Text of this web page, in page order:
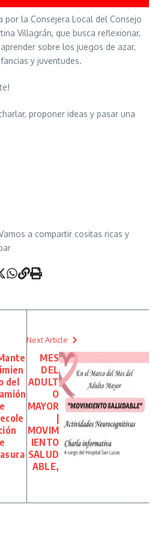
por la Consejera Local del Consejo
Villagrán, que busca reflexionar,
sobre los juegos de azar,
y juventudes.
proponer ideas y pasar una
a compartir cositas ricas y
del
Next Article
MES
DEL
ADULT
O
MAYOR
MOVIM
IENTO
SALUD
ABLE,